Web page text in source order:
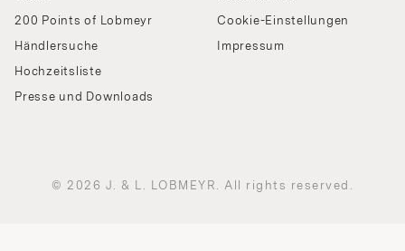
200 Points of Lobmeyr
Händlersuche
Hochzeitsliste
Presse und Downloads
Cookie-Einstellungen
Impressum
© 2026 J. & L. LOBMEYR. All rights reserved.